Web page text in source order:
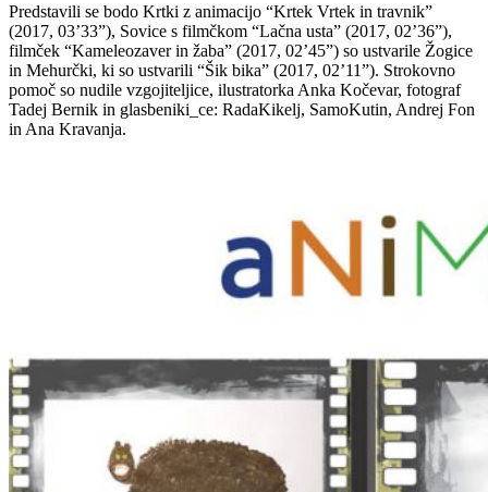
Predstavili se bodo Krtki z animacijo “Krtek Vrtek in travnik”
(2017, 03’33”), Sovice s filmčkom “Lačna usta” (2017, 02’36”),
filmček “Kameleozaver in žaba” (2017, 02’45”) so ustvarile Žogice
in Mehurčki, ki so ustvarili “Šik bika” (2017, 02’11”). Strokovno
pomoč so nudile vzgojiteljice, ilustratorka Anka Kočevar, fotograf
Tadej Bernik in glasbeniki_ce: RadaKikelj, SamoKutin, Andrej Fon
in Ana Kravanja.